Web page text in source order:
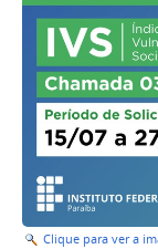
Clique para ver a